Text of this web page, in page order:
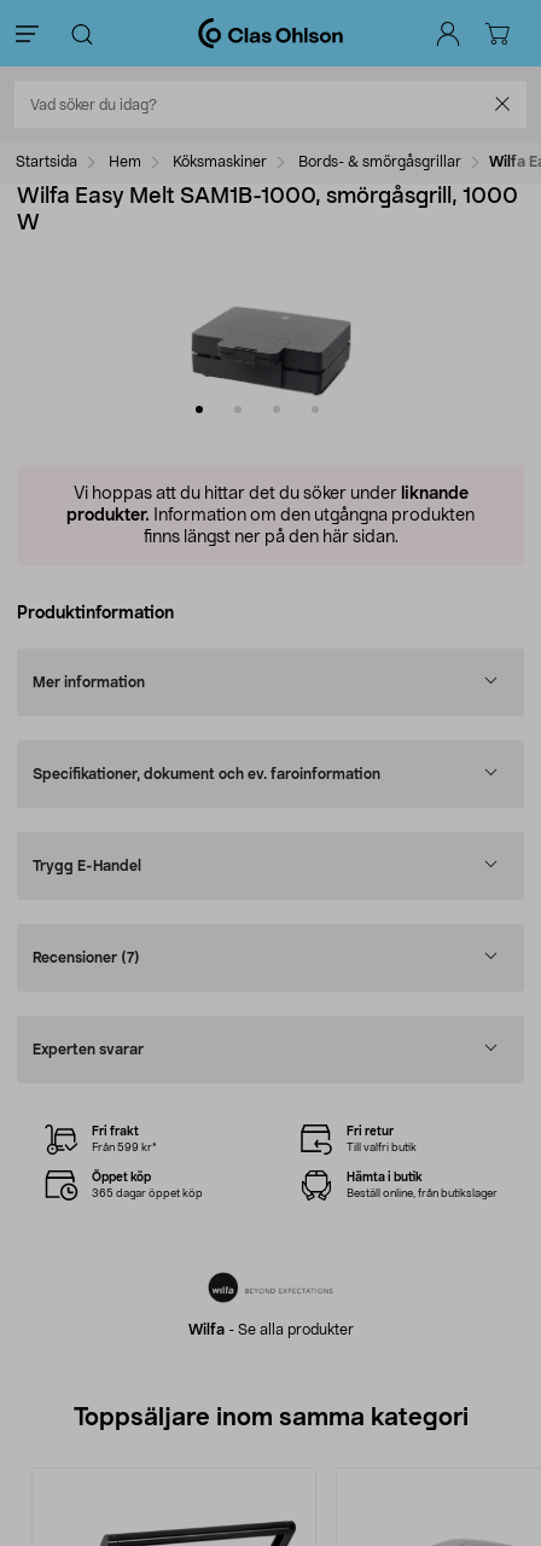
Startsida Hem Köksmaskiner Bords- & smörgåsgrillar Wilfa
Wilfa Easy Melt SAM1B-1000, smörgåsgrill, 1000
W
Vi hoppas att du hittar det du söker under liknande
produkter. Information om den utgångna produkten
finns längst ner på den här sidan.
Produktinformation
Mer information
Specifikationer, dokument och ev. faroinformation
Trygg E-Handel
Recensioner (7)
Experten svarar
Wilfa- Se alla produkter
Fri frakt
Från 599 kr*
Fri retur
Till valfri butik
Öppet köp
365 dagar öppet köp
Hämta i butik
Beställ online, från butikslager
Toppsäljare inom samma kategori